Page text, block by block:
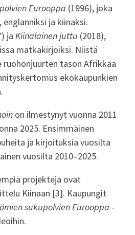
Eurooppa (1996), joka
ja kiinaksi.
jaKiinalainen juttu (2018),
matkakirjoiksi. Niistä
ruohonjuurten tason Afrikkaa
ekokaupunkien
on ilmestynyt vuonna 2011
2025. Ensimmäinen
ja kirjoituksia vuosilta
vuosilta 2010–2025.
projekteja ovat
Kiinaan [3]. Kaupungit
sukupolvien Eurooppa -